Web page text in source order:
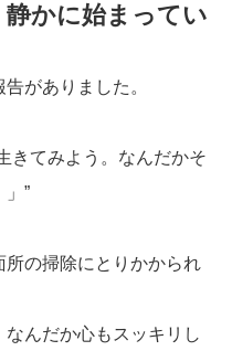
かに始まってい
がありました。
きてみよう。なんだかそ
”
の掃除にとりかかられ
んだか心もスッキリし